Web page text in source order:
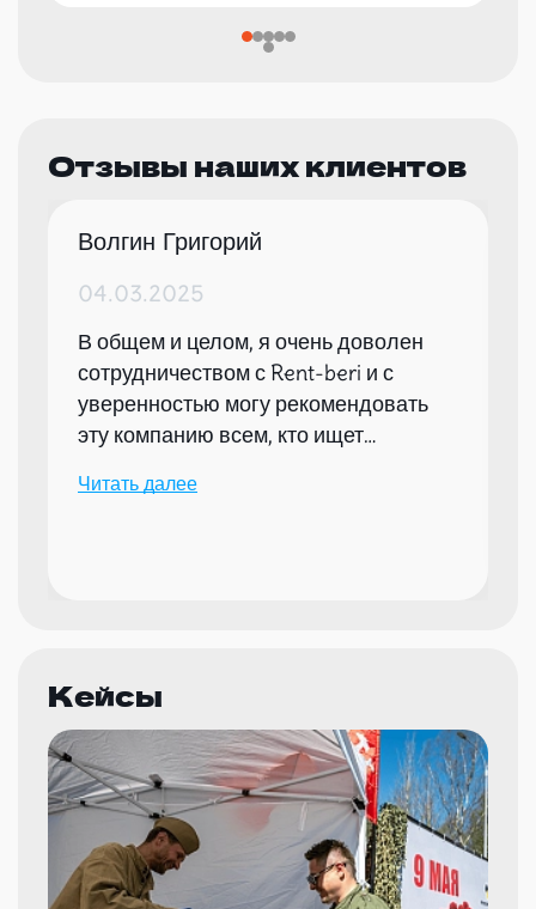
Отзывы наших клиентов
Волгин Григорий
04.03.2025
В общем и целом, я очень доволен
сотрудничеством с Rent-beri и с
уверенностью могу рекомендовать
эту компанию всем, кто ищет
мероприятий.
Читать далее
Кейсы